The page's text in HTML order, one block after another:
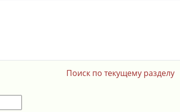
Поиск по текущему разделу